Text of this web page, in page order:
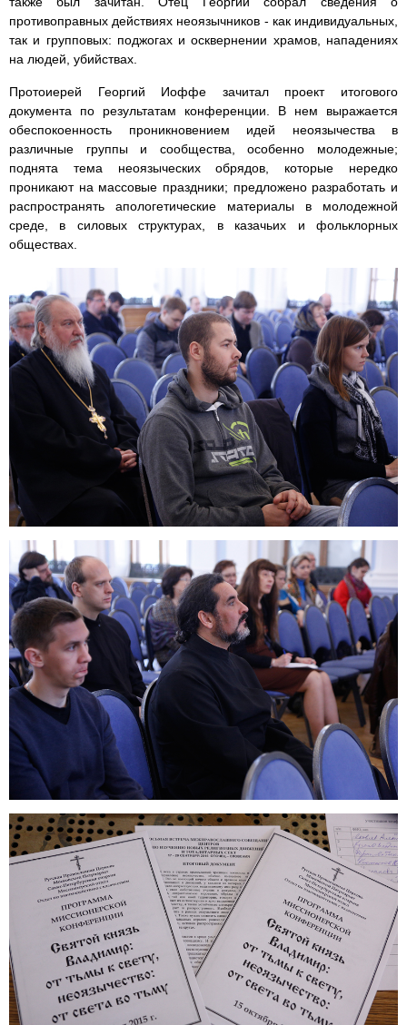
противоправных действиях неоязычников - как индивидуальных,
так и групповых: поджогах и осквернении храмов, нападениях
на людей, убийствах.
Протоиерей Георгий Иоффе зачитал проект итогового
документа по результатам конференции. В нем выражается
обеспокоенность проникновением идей неоязычества в
различные группы и сообщества, особенно молодежные;
поднята тема неоязыческих обрядов, которые нередко
проникают на массовые праздники; предложено разработать и
распространять апологетические материалы в молодежной
среде, в силовых структурах, в казачьих и фольклорных
обществах.